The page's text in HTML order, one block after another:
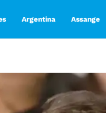
Argentina Assange